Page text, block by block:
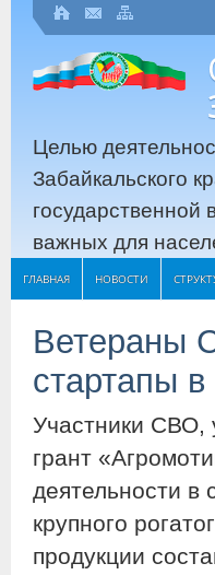
Целью
Забайкальского
важных для
ГЛАВНАЯ НОВОСТИ
Ветераны
стартапы
Участники СВО,
грант
деятельности в
крупного
продукции